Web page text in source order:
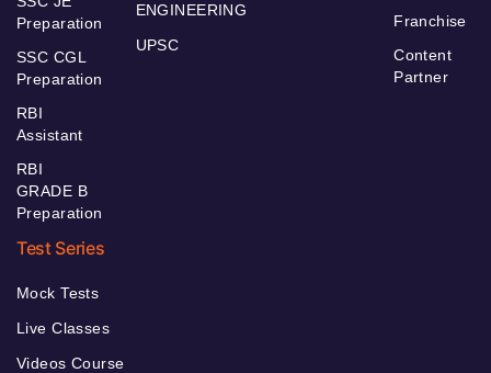
Preparation
SSC CGL
Preparation
RBI
Assistant
RBI
GRADE B
Preparation
ENGINEERING
UPSC
Franchise
Content
Partner
Test Series
Mock Tests
Live Classes
Videos Course